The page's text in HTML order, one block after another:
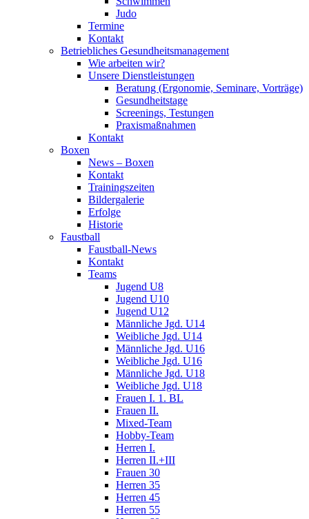
Judo
Termine
Kontakt
Betriebliches Gesundheits­management
Wie arbeiten wir?
Unsere Dienstleistungen
Beratung (Ergonomie, Seminare, Vorträge)
Gesundheitstage
Screenings, Testungen
Praxismaßnahmen
Kontakt
Boxen
News – Boxen
Kontakt
Trainingszeiten
Bildergalerie
Erfolge
Historie
Faustball
Faustball-News
Kontakt
Teams
Jugend U8
Jugend U10
Jugend U12
Männliche Jgd. U14
Weibliche Jgd. U14
Männliche Jgd. U16
Weibliche Jgd. U16
Männliche Jgd. U18
Weibliche Jgd. U18
Frauen I. 1. BL
Frauen II.
Mixed-Team
Hobby-Team
Herren I.
Herren II.+III
Frauen 30
Herren 35
Herren 45
Herren 55